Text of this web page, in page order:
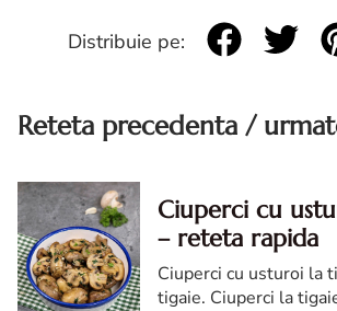
Distribuie pe:
Reteta precedenta /
Ciuperci cu
– reteta rapida
Ciuperci cu usturoi la
tigaie. Ciuperci la